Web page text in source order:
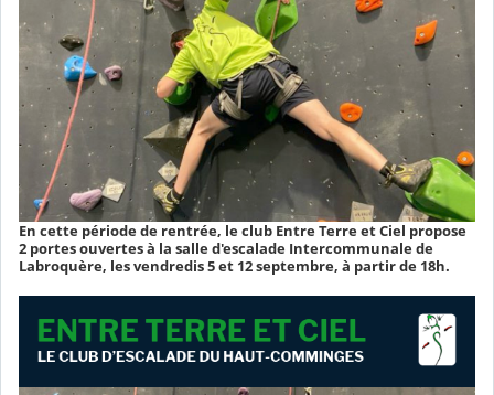
En cette période de rentrée, le club Entre Terre et Ciel propose
2 portes ouvertes à la salle d'escalade Intercommunale de
Labroquère, les vendredis 5 et 12 septembre, à partir de 18h.